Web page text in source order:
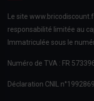
Le site
responsabilité limitée au
Immatriculée sous le
Numéro de TVA : FR
Déclaration CNIL